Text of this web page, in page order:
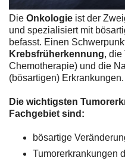
Die Onkologie ist der
und spezialisiert mit
befasst. Einen
Krebsfrüherkennung, die
Chemotherapie) und die
(bösartigen) Erkrankungen.
Die wichtigsten
Fachgebiet sind:
bösartige
Tumorerkrankungen